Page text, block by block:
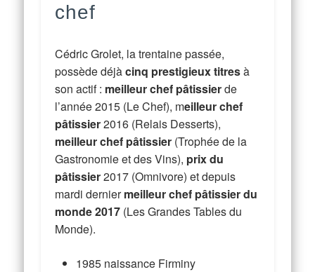
chef
Cédric Grolet, la trentaine passée,
possède déjàcinq prestigieux titresà
son actif : meilleur chef pâtissierde
l’année 2015 (Le Chef), meilleur chef
pâtissier2016 (Relais Desserts),
meilleur chef pâtissier (Trophée de la
Gastronomie et des Vins), prix du
pâtissier2017 (Omnivore) et depuis
mardi derniermeilleur chef pâtissier du
monde 2017 (Les Grandes Tables du
Monde).
1985 naissance Firminy